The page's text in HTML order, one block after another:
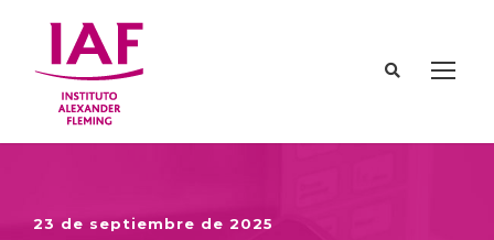
23 de septiembre de 2025